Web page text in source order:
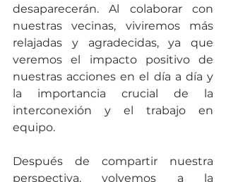
desaparecerán. Al colaborar con
nuestras vecinas, viviremos más
relajadas y agradecidas, ya que
veremos el impacto positivo de
nuestras acciones en el día a día y
la importancia crucial de la
interconexión y el trabajo en
equipo.
Después de compartir nuestra
perspectiva, volvemos a la